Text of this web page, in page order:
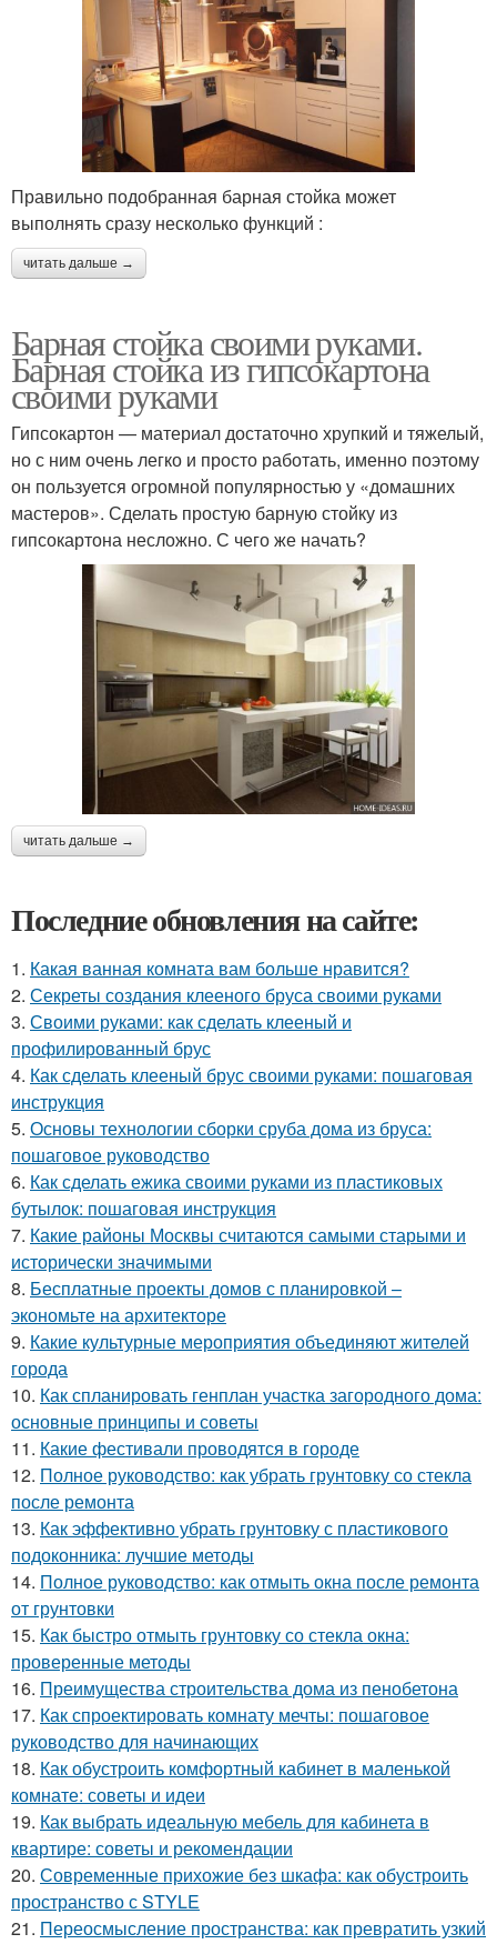
Правильно подобранная барная стойка может
выполнять сразу несколько функций :
читать дальше →
Барная стойка своими руками.
Барная стойка из гипсокартона
своими руками
Гипсокартон — материал достаточно хрупкий и тяжелый,
но с ним очень легко и просто работать, именно поэтому
он пользуется огромной популярностью у «домашних
мастеров». Сделать простую барную стойку из
гипсокартона несложно. С чего же начать?
читать дальше →
Последние обновления на сайте:
1. Какая ванная комната вам больше нравится?
2. Секреты создания клееного бруса своими руками
3. Своими руками: как сделать клееный и
профилированный брус
4. Как сделать клееный брус своими руками: пошаговая
инструкция
5. Основы технологии сборки сруба дома из бруса:
пошаговое руководство
6. Как сделать ежика своими руками из пластиковых
бутылок: пошаговая инструкция
7. Какие районы Москвы считаются самыми старыми и
исторически значимыми
8. Бесплатные проекты домов с планировкой –
экономьте на архитекторе
9. Какие культурные мероприятия объединяют жителей
города
10. Как спланировать генплан участка загородного дома:
основные принципы и советы
11. Какие фестивали проводятся в городе
12. Полное руководство: как убрать грунтовку со стекла
после ремонта
13. Как эффективно убрать грунтовку с пластикового
подоконника: лучшие методы
14. Полное руководство: как отмыть окна после ремонта
от грунтовки
15. Как быстро отмыть грунтовку со стекла окна:
проверенные методы
16. Преимущества строительства дома из пенобетона
17. Как спроектировать комнату мечты: пошаговое
руководство для начинающих
18. Как обустроить комфортный кабинет в маленькой
комнате: советы и идеи
19. Как выбрать идеальную мебель для кабинета в
квартире: советы и рекомендации
20. Современные прихожие без шкафа: как обустроить
пространство с STYLE
21. Переосмысление пространства: как превратить узкий